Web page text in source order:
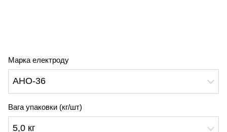
Марка електроду
АНО-36
Вага упаковки (кг/шт)
5,0 кг